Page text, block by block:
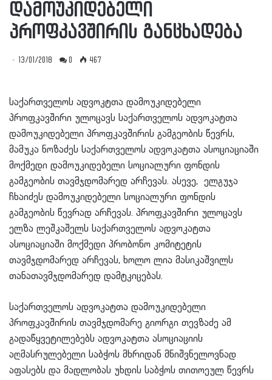
დამოუკიდებელი
პროფკავშირის განცხადება
13/01/2018 0 467
საქართველოს ადვოკტთა დამოუკიდებელი
პროფკავშირი ულოცავს საქართველოს ადვოკატთა
დამოუკიდებელი პროფკავშირის გამგეობის წევრს,
მამუკა ნოზაძეს საქართველოს ადვოკატთა ასოციაციაში
მოქმედი დამოუკიდებელი სოციალური ფონდის
გამგეობის თავმჯდომარედ არჩევას. ასევე, ელგუჯა
ჩხაიძეს დამოუკიდებელი სოციალური ფონდის
გამგეობის წევრად არჩევას. პროფკავშირი ულოცავს
ელზა ლეშკაშელს საქართველოს ადვოკატთა
ასოციაციაში მოქმედი პრობონო კომიტეტის
თავმჯდომარედ არჩევას, ხოლო ლია მასიკაშვილს
თანათავმჯდომარედ დამტკიცებას.
საქართველოს ადვოკატთა დამოუკიდებელი
პროფკავშირის თავმჯდომარე გიორგი თევზაძე ამ
გადაწყვეტილებებს ადვოკატთა ასოციაციის
აღმასრულებელი საბჭოს მხრიდან მნიშვნელოვნად
აფასებს და მადლობას უხდის საბჭოს თითოეულ წევრს